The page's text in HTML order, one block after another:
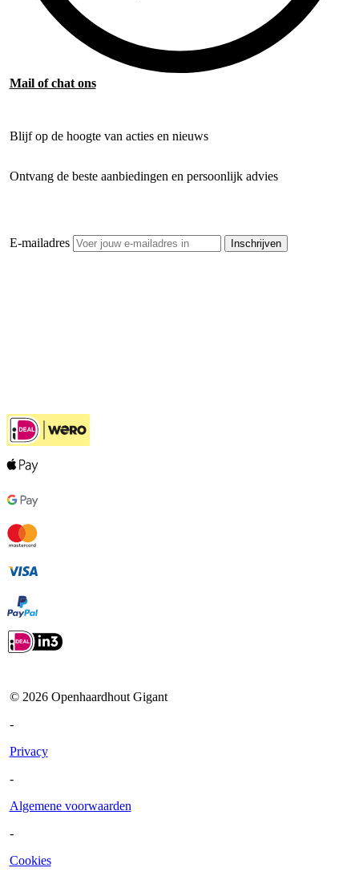
Mail of chat ons
Blijf op de hoogte van acties en nieuws
Ontvang de beste aanbiedingen en persoonlijk advies
E-mailadres Inschrijven
© 2026Openhaardhout Gigant
-
Privacy
-
Algemene voorwaarden
-
Cookies